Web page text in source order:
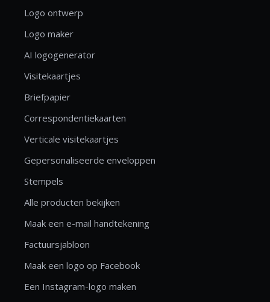
Logo ontwerp
Logo maker
AI logogenerator
Visitekaartjes
Briefpapier
Correspondentiekaarten
Verticale visitekaartjes
Gepersonaliseerde enveloppen
Stempels
Alle producten bekijken
Maak een e-mail handtekening
Factuursjabloon
Maak een logo op Facebook
Een Instagram-logo maken